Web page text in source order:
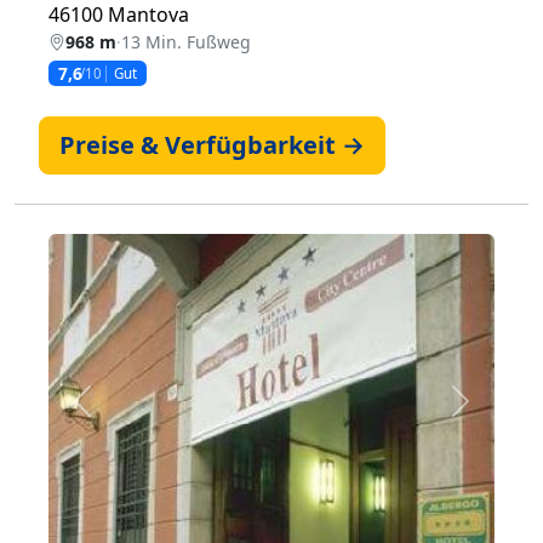
46100 Mantova
968 m·13 Min. Fußweg
7,6/10 Gut
Preise & Verfügbarkeit →
Zurück Weiter